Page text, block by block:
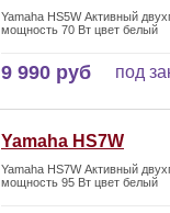
Yamaha HS5W Активный
мощность 70 Вт цвет белый
9 990 руб под
Yamaha HS7W
Yamaha HS7W Активный
мощность 95 Вт цвет белый